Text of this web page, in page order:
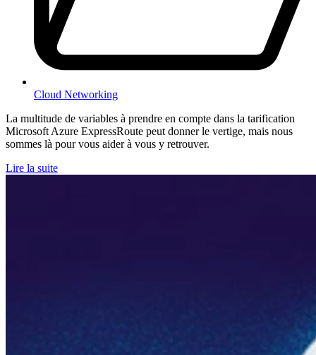
Cloud Networking
La multitude de variables à prendre en compte dans la tarification
Microsoft Azure ExpressRoute peut donner le vertige, mais nous
sommes là pour vous aider à vous y retrouver.
Lire la suite